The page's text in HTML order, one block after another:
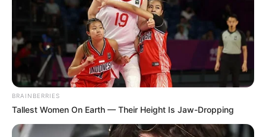
BRAINBERRIES
Tallest Women On Earth — Their Height Is Jaw-Dropping